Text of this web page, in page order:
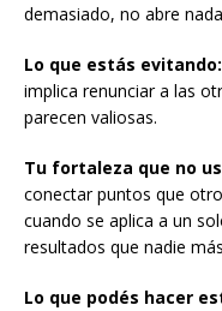
demasiado, no abre
Lo que estás evitando:
implica renunciar a las
parecen valiosas.
Tu fortaleza que no
conectar puntos que
cuando se aplica a un
resultados que nadie
Lo que podés hacer